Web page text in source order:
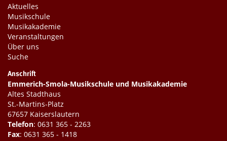
Aktuelles
Musikschule
Musikakademie
Veranstaltungen
Über uns
Suche
Anschrift
Emmerich-Smola-Musikschule und Musikakademie
Altes Stadthaus
St.-Martins-Platz
67657 Kaiserslautern
Telefon: 0631 365 - 2263
Fax: 0631 365 - 1418